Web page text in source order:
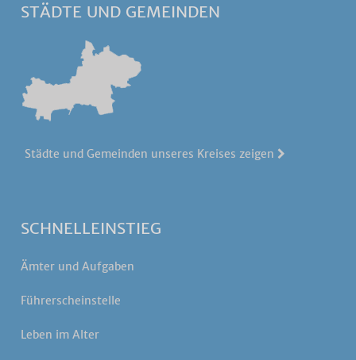
STÄDTE UND GEMEINDEN
Städte und Gemeinden unseres Kreises zeigen
SCHNELLEINSTIEG
Ämter und Aufgaben
Führerscheinstelle
Leben im Alter